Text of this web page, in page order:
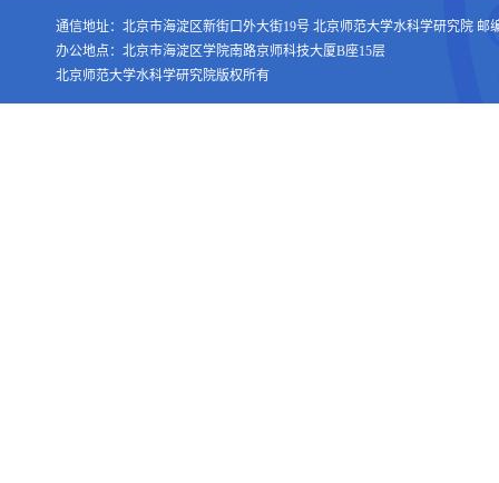
通信地址：北京市海淀区新街口外大街19号 北京师范大学水科学研究院 邮
办公地点：北京市海淀区学院南路京师科技大厦B座15层
北京师范大学水科学研究院版权所有